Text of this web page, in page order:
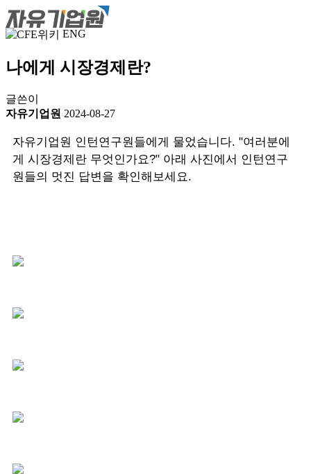
ENG
나에게 시장경제란?
글쓴이
자유기업원 2024-08-27
자유기업원 인턴연구원들에게 물었습니다. "여러분에
게 시장경제란 무엇인가요?" 아래 사진에서 인턴연구
원들의 멋진 답변을 확인해보세요.